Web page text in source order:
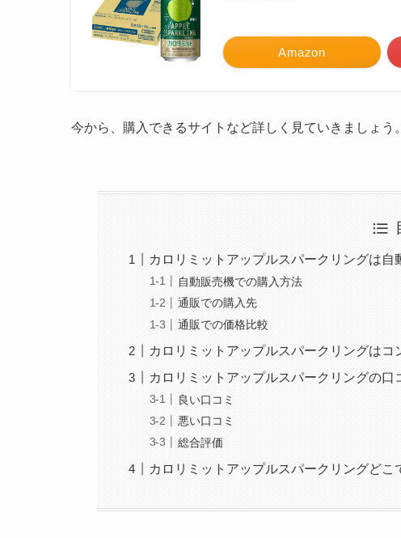
Amazon
今から、購入できるサイトなど詳しく見ていきましょう。
カロリミットアップルスパークリングは自
自動販売機での購入方法
通販での購入先
通販での価格比較
カロリミットアップルスパークリングは
カロリミットアップルスパークリングの口
良い口コミ
悪い口コミ
総合評価
カロリミットアップルスパークリングどこ